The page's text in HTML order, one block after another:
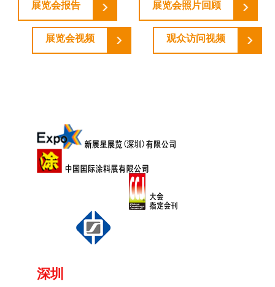
展览会报告 展览会照片回顾
展览会视频 观众访问视频
深圳